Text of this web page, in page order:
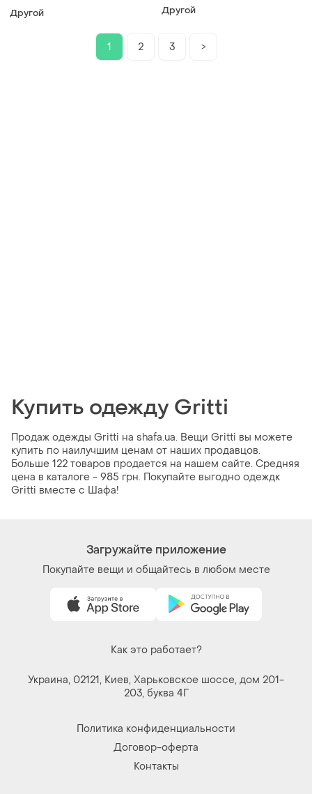
Другой Другой
1 2 3 >
Купить одежду Gritti
Продаж одежды Gritti на shafa.ua. Вещи Gritti вы можете
купить по наилучшим ценам от наших продавцов.
Больше 122 товаров продается на нашем сайте. Средняя
цена в каталоге - 985 грн. Покупайте выгодно одеждк
Gritti вместе с Шафа!
Загружайте приложение
Покупайте вещи и общайтесь в любом месте
Как это работает?
Украина, 02121, Киев, Харьковское шоссе, дом 201-
203, буква 4Г
Политика конфиденциальности
Договор-оферта
Контакты